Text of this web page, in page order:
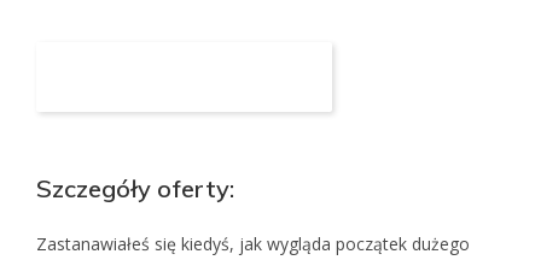
Szczegóły oferty:
Zastanawiałeś się kiedyś, jak wygląda początek dużego